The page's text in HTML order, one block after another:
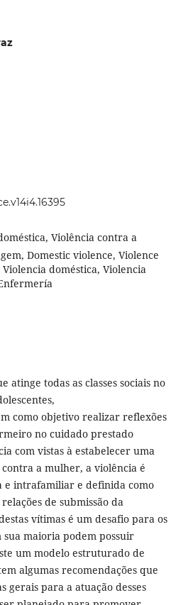
Violência contra a
Domestic violence, Violence
doméstica, Violencia
atinge todas as classes sociais no
como objetivo realizar reflexões
no cuidado prestado
com vistas à estabelecer uma
a mulher, a violência é
e intrafamiliar e definida como
de submissão da
vítimas é um desafio para os
sua maioria podem possuir
um modelo estruturado de
algumas recomendações que
para a atuação desses